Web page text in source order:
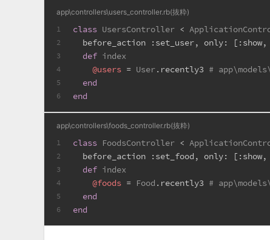
app\controllers\users_controller.rb(抜粋)
1
2
3
4
5
6
class UsersController <
  before_action
:set_user, only: [ :show,
def index
@users = User.recently3 #
end
end
app\controllers\foods_controller.rb(抜粋)
1
2
3
4
5
6
class FoodsController <
  before_action
:set_food , only: [ :show,
def index
@foods = Food .recently3 #
end
end